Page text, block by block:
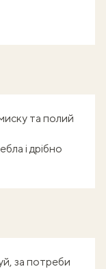
та полий
і дрібно
за потреби